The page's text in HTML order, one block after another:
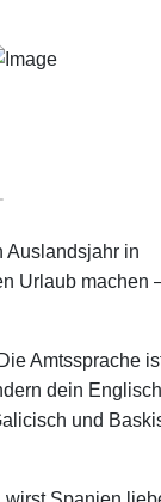
Auslandsjahr in
Urlaub machen
Amtssprache
dein
und